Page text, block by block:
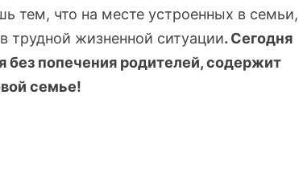
что на месте устроенных в семьи,
трудной жизненной ситуации. Сегодня
без попечения родителей, содержит
семье!